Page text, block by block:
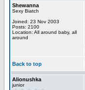
Shewanna
Sexy Biatch
Joined: 23 Nov 2003
Posts: 2100
Location: All around baby, all
around
Back to top
Alionushka
junior